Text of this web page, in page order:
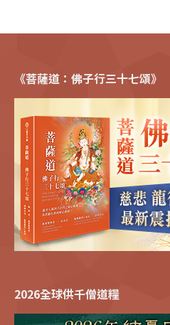
《菩薩道：佛子行三十七頌》
2026全球供千僧道糧